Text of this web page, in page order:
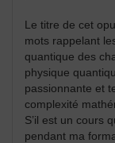
Le titre de cet
mots rappelant
quantique des
physique
passionnante et
complexité
S’il est un cours
pendant ma